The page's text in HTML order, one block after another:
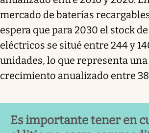
mercado de baterías
espera que para 2030 el stock
eléctricos se situé entre 244 y
unidades, lo que representa una
crecimiento anualizado entre
Es importante tener en